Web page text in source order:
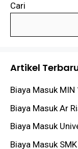
Cari
Artikel
Biaya Masuk
Biaya Masuk Ar
Biaya Masuk
Biaya Masuk